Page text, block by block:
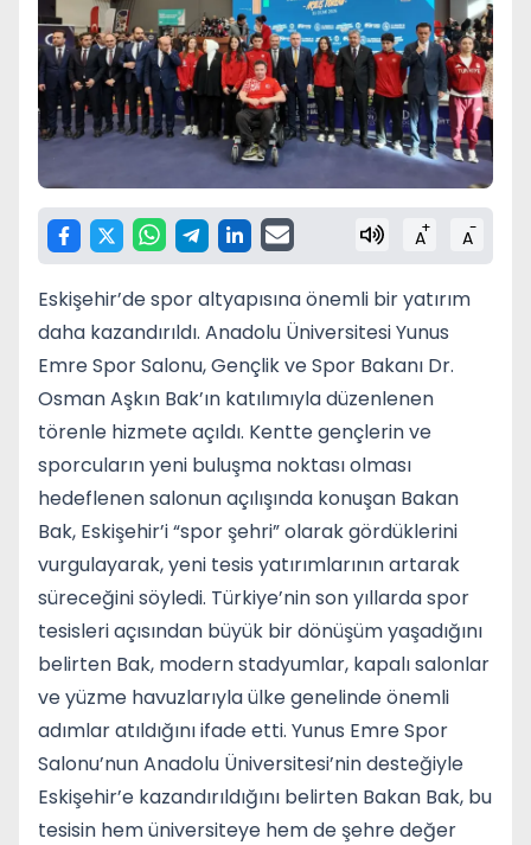
A+ A-
Eskişehir’de spor altyapısına önemli bir yatırım
daha kazandırıldı. Anadolu Üniversitesi Yunus
Emre Spor Salonu, Gençlik ve Spor Bakanı Dr.
Osman Aşkın Bak’ın katılımıyla düzenlenen
törenle hizmete açıldı. Kentte gençlerin ve
sporcuların yeni buluşma noktası olması
hedeflenen salonun açılışında konuşan Bakan
Bak, Eskişehir’i “spor şehri” olarak gördüklerini
vurgulayarak, yeni tesis yatırımlarının artarak
süreceğini söyledi. Türkiye’nin son yıllarda spor
tesisleri açısından büyük bir dönüşüm yaşadığını
belirten Bak, modern stadyumlar, kapalı salonlar
ve yüzme havuzlarıyla ülke genelinde önemli
adımlar atıldığını ifade etti. Yunus Emre Spor
Salonu’nun Anadolu Üniversitesi’nin desteğiyle
Eskişehir’e kazandırıldığını belirten Bakan Bak, bu
tesisin hem üniversiteye hem de şehre değer